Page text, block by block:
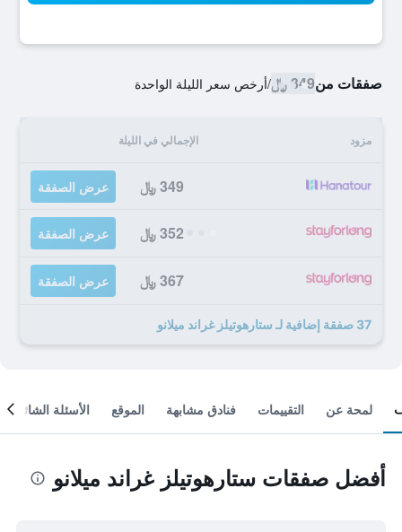
صفقات من349 ﷼ /أرخص سعر الليلة الواحدة
مزود الإجمالي في الليلة
349 ﷼ عرض الصفقة
352 ﷼ عرض الصفقة
367 ﷼ عرض الصفقة
37 صفقة إضافية لـ ستارهوتيلز غراند ميلانو
لمحة عن التقييمات فنادق مشابهة الموقع الأسئلة الشائعة
أفضل صفقات ستارهوتيلز غراند ميلانو